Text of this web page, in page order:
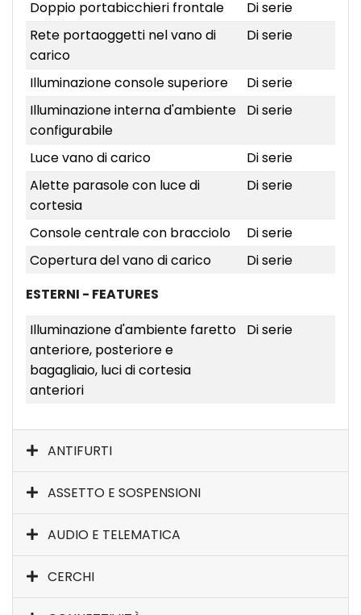
Doppio portabicchieri frontale
Di serie
Rete portaoggetti nel vano di
carico
Di serie
Illuminazione console superiore
Di serie
Illuminazione interna d'ambiente
configurabile
Di serie
Luce vano di carico
Di serie
Alette parasole con luce di
cortesia
Di serie
Console centrale con bracciolo
Di serie
Copertura del vano di carico
Di serie
ESTERNI - FEATURES
Illuminazione d'ambiente faretto
anteriore, posteriore e
bagagliaio, luci di cortesia
anteriori
Di serie
ANTIFURTI
ASSETTO E SOSPENSIONI
AUDIO E TELEMATICA
CERCHI